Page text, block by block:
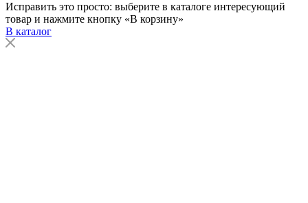
Исправить это просто: выберите в каталоге интересующий
товар и нажмите кнопку «В корзину»
В каталог